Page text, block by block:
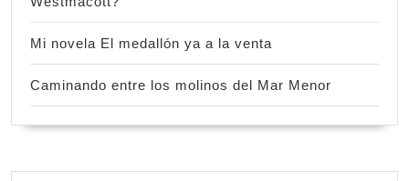
Mi novela El medallón ya a la venta
Caminando entre los molinos del Mar Menor